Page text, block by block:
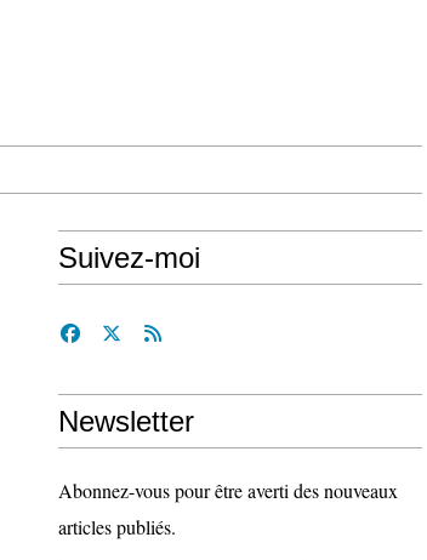
Suivez-moi
Newsletter
Abonnez-vous pour être averti des nouveaux
articles publiés.